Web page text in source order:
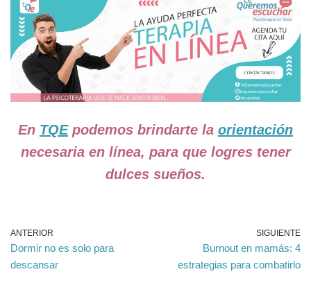
En TQEpodemos brindarte la orientación
necesaria en línea, para que logres tener
dulces sueños.
ANTERIOR
Dormir no es solo para
descansar
SIGUIENTE
Burnout en mamás: 4
estrategias para combatirlo